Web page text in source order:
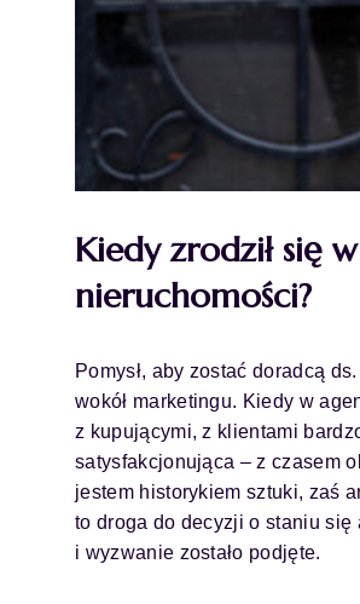
Kiedy zrodził się
nieruchomości?
Pomysł, aby zostać doradcą
wokół marketingu. Kiedy w
z kupującymi, z klientami
satysfakcjonująca – z czasem
jestem historykiem sztuki, zaś
to droga do decyzji o staniu się
i wyzwanie zostało podjęte.